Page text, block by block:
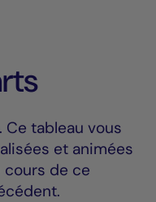
tableau vous
et animées
cours de ce